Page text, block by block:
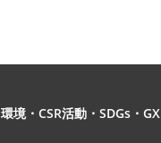
環境・CSR活動・SDGs・GX